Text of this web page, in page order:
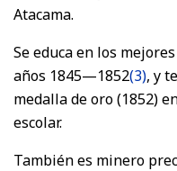
Atacama.
Se educa en los
años 1845—1852(3), y
medalla de oro (1852)
escolar.
También es minero